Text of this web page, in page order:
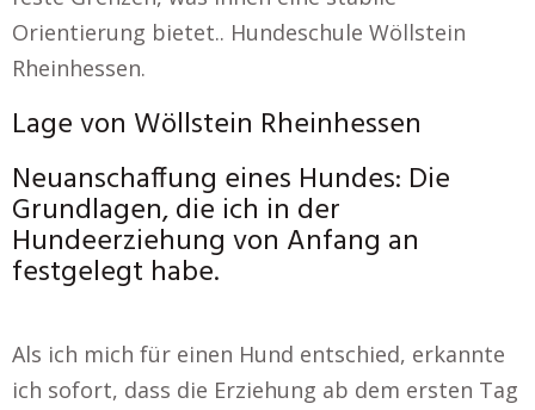
Orientierung bietet.. Hundeschule Wöllstein
Rheinhessen.
Lage von Wöllstein Rheinhessen
Neuanschaffung eines Hundes: Die
Grundlagen, die ich in der
Hundeerziehung von Anfang an
festgelegt habe.
Als ich mich für einen Hund entschied, erkannte
ich sofort, dass die Erziehung ab dem ersten Tag